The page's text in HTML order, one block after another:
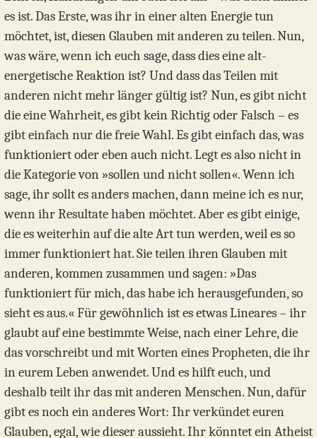
es ist. Das Erste, was ihr in einer alten Energie tun
möchtet, ist, diesen Glauben mit anderen zu teilen. Nun,
was wäre, wenn ich euch sage, dass dies eine alt-
energetische Reaktion ist? Und dass das Teilen mit
anderen nicht mehr länger gültig ist? Nun, es gibt nicht
die eine Wahrheit, es gibt kein Richtig oder Falsch – es
gibt einfach nur die freie Wahl. Es gibt einfach das, was
funktioniert oder eben auch nicht. Legt es also nicht in
die Kategorie von »sollen und nicht sollen«. Wenn ich
sage, ihr sollt es anders machen, dann meine ich es nur,
wenn ihr Resultate haben möchtet. Aber es gibt einige,
die es weiterhin auf die alte Art tun werden, weil es so
immer funktioniert hat. Sie teilen ihren Glauben mit
anderen, kommen zusammen und sagen: »Das
funktioniert für mich, das habe ich herausgefunden, so
sieht es aus.« Für gewöhnlich ist es etwas Lineares – ihr
glaubt auf eine bestimmte Weise, nach einer Lehre, die
das vorschreibt und mit Worten eines Propheten, die ihr
in eurem Leben anwendet. Und es hilft euch, und
deshalb teilt ihr das mit anderen Menschen. Nun, dafür
gibt es noch ein anderes Wort: Ihr verkündet euren
Glauben, egal, wie dieser aussieht. Ihr könntet ein Atheist